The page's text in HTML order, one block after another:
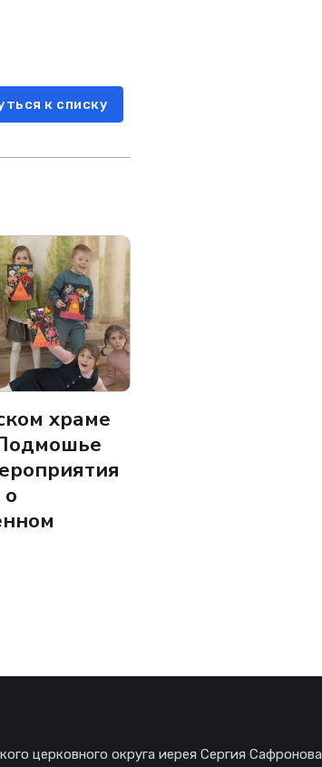
к списку
храме
церковного округа иерея Сергия Сафронова